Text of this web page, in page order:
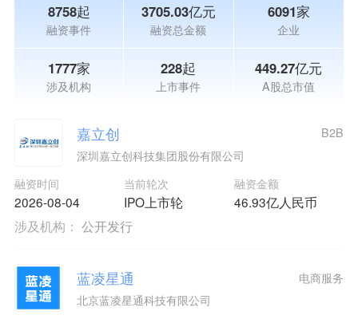
8758起
融资事件
3705.03亿元
融资总金额
6091家
企业
1777家
涉及机构
228起
上市事件
449.27亿元
A股总市值
嘉立创
深圳嘉立创科技集团股份有限公司
融资时间
2026-08-04
当前轮次
IPO上市轮
融资金额
46.93亿人民币
B2B
涉及机构： 公开发行
蓝凌星通
北京蓝凌星通科技有限公司
电商服务